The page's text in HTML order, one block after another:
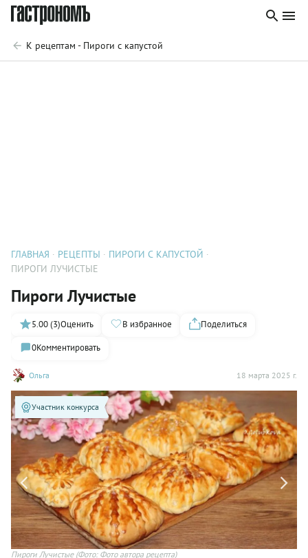
К рецептам - Пироги с капустой
ГЛАВНАЯ РЕЦЕПТЫ
ПИРОГИ С КАПУСТОЙ
ПИРОГИ ЛУЧИСТЫЕ
Пироги Лучистые
Ольга 18 марта 2025 г.
5.00 (3)Оценить В избранное
Поделиться
0Комментировать
Участник конкурса
Пироги Лучистые (Фото: Фото автора рецепта)